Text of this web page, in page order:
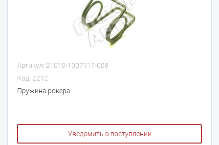
Артикул: 21010-1007117-008
Код: 2212
Пружина рокера
Уведомить о поступлении